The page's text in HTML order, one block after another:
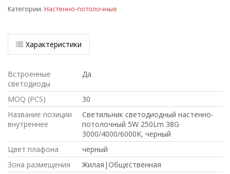
Категории: Настенно-потолочные
Характеристики
Встроенные
светодиоды
Да
MOQ (PCS)
30
Название позиции
внутреннее
Светильник светодиодный настенно-
потолочный 5W 250Lm 38G
3000/4000/6000K, черный
Цвет плафона
чёрный
Зона размещения
Жилая|Общественная